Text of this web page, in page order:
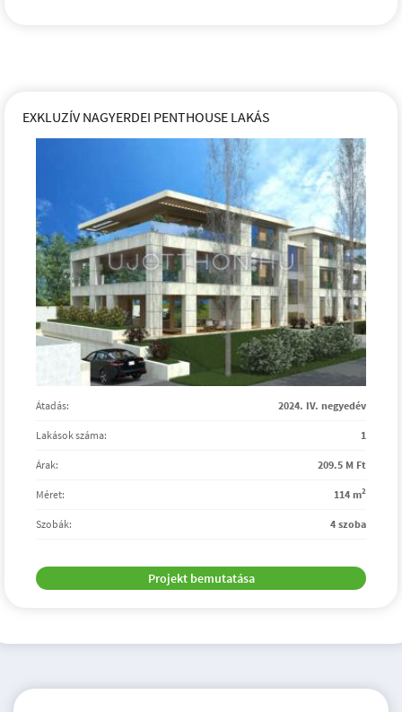
EXKLUZÍV NAGYERDEI PENTHOUSE LAKÁS
Átadás: 2024. IV. negyedév
Lakások száma: 1
Árak: 209.5 M Ft
Méret: 114 m2
Szobák: 4 szoba
Projekt bemutatása